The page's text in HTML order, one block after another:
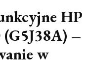
HP
–
w